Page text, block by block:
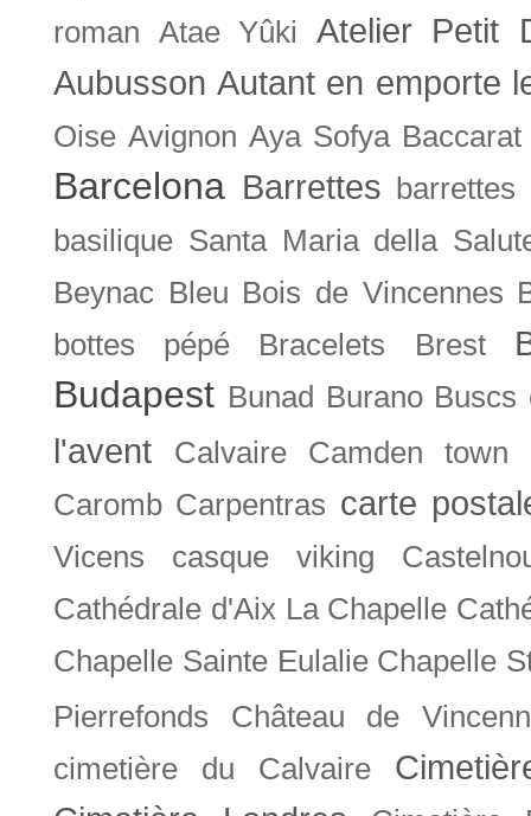
roman Atae Yûki
Atelier Petit
Aubusson Autant en emporte
Oise Avignon Aya Sofya Baccarat
Barcelona Barrettes barrettes
basilique Santa Maria della
Beynac Bleu Bois de Vincennes
bottes pépé
Bracelets Brest
Budapest Bunad Burano Buscs
l'avent Calvaire Camden town
Caromb Carpentras carte
Vicens casque viking
Cathédrale d'Aix La Chapelle
Chapelle Sainte Eulalie Chapelle
Pierrefonds
Château de
cimetière du Calvaire